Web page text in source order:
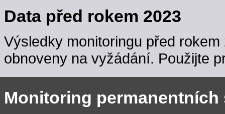
Data před rokem 2023
Výsledky monitoringu před
obnoveny na vyžádání. Použijte
Monitoring permanentních